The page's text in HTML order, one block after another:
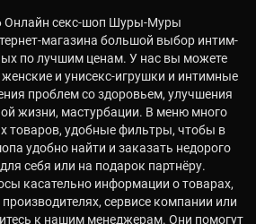
Онлайн секс-шоп Шуры-Муры
магазина большой выбор интим-
по лучшим ценам. У нас вы можете
и унисекс-игрушки и интимные
проблем со здоровьем, улучшения
жизни, мастурбации. В меню много
товаров, удобные фильтры, чтобы в
удобно найти и заказать недорого
себя или на подарок партнёру.
касательно информации о товарах,
сервисе компании или
к нашим менеджерам. Они помогут